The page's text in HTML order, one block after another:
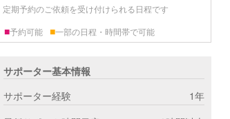
定期予約のご依頼を受け付けられる日程です
■予約可能 ■一部の日程・時間帯で可能
サポーター基本情報
サポーター経験
1年